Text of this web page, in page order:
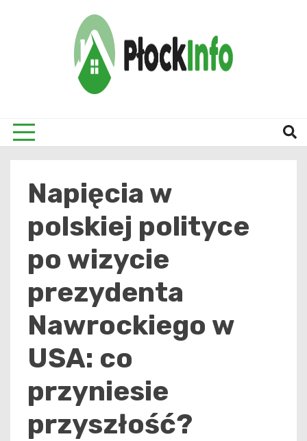
Napięcia w
polskiej polityce
po wizycie
prezydenta
Nawrockiego w
USA: co
przyniesie
przyszłość?